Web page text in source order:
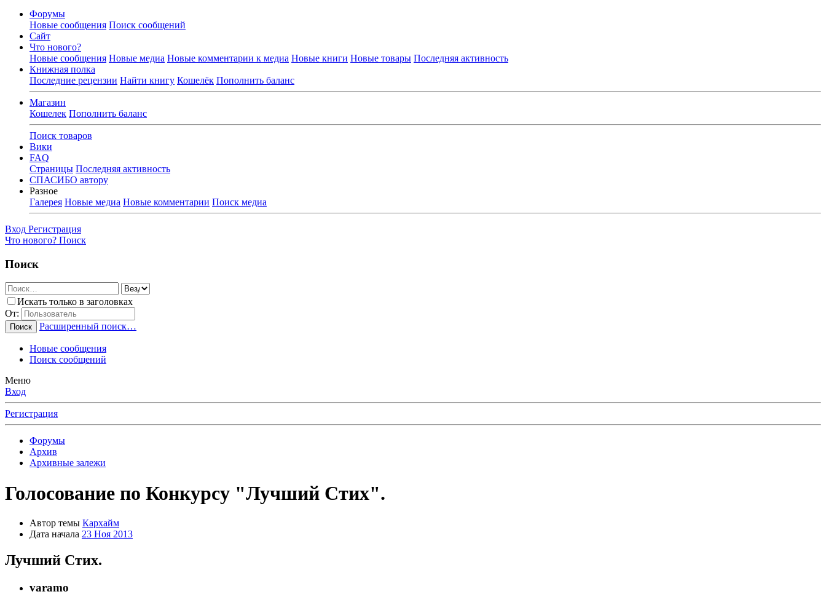
Форумы
Новые сообщения Поиск сообщений
Сайт
Что нового?
Новые сообщения Новые медиа Новые комментарии к медиа Новые книги Новые товары Последняя активность
Книжная полка
Последние рецензии Найти книгу Кошелёк Пополнить баланс
Магазин
Кошелек Пополнить баланс
Поиск товаров
Вики
FAQ
Страницы Последняя активность
СПАСИБО автору
Разное
Галерея Новые медиа Новые комментарии Поиск медиа
Вход Регистрация
Что нового? Поиск
Поиск
Искать только в заголовках
От:
Поиск Расширенный поиск…
Новые сообщения
Поиск сообщений
Меню
Вход
Регистрация
Форумы
Архив
Архивные залежи
Голосование по Конкурсу "Лучший Стих".
Автор темы Кархайм
Дата начала 23 Ноя 2013
Лучший Стих.
varamo